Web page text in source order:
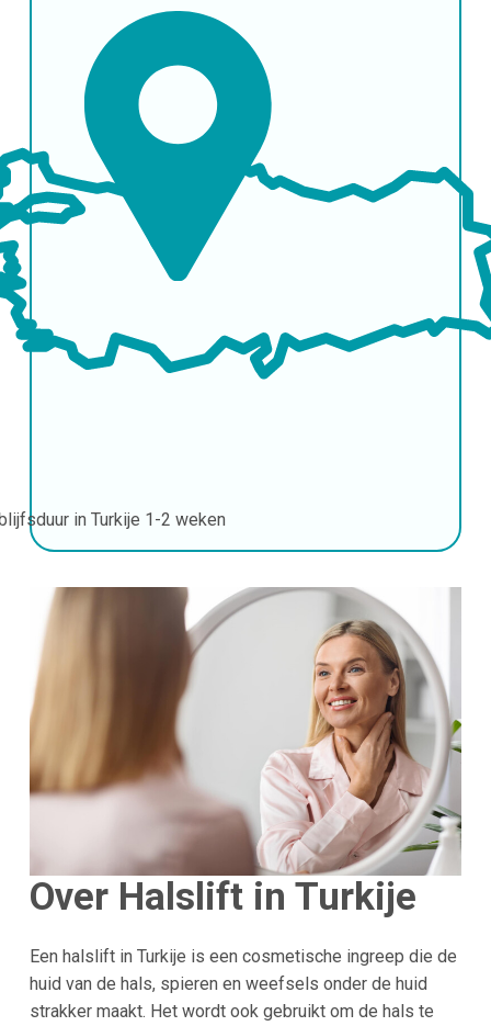
in Turkije 1-2 weken
Over Halslift in Turkije
Een halslift in Turkije is een cosmetische ingreep die de
huid van de hals, spieren en weefsels onder de huid
strakker maakt. Het wordt ook gebruikt om de hals te